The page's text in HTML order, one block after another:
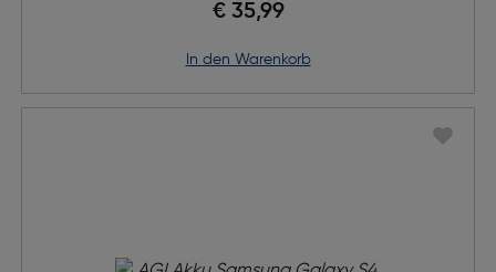
€ 35,99
in den Warenkorb